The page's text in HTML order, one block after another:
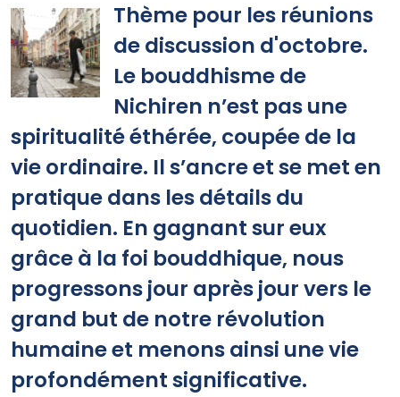
Thème pour les réunions
de discussion d'octobre.
Le bouddhisme de
Nichiren n’est pas une
spiritualité éthérée, coupée de la
vie ordinaire. Il s’ancre et se met en
pratique dans les détails du
quotidien. En gagnant sur eux
grâce à la foi bouddhique, nous
progressons jour après jour vers le
grand but de notre révolution
humaine et menons ainsi une vie
profondément significative.